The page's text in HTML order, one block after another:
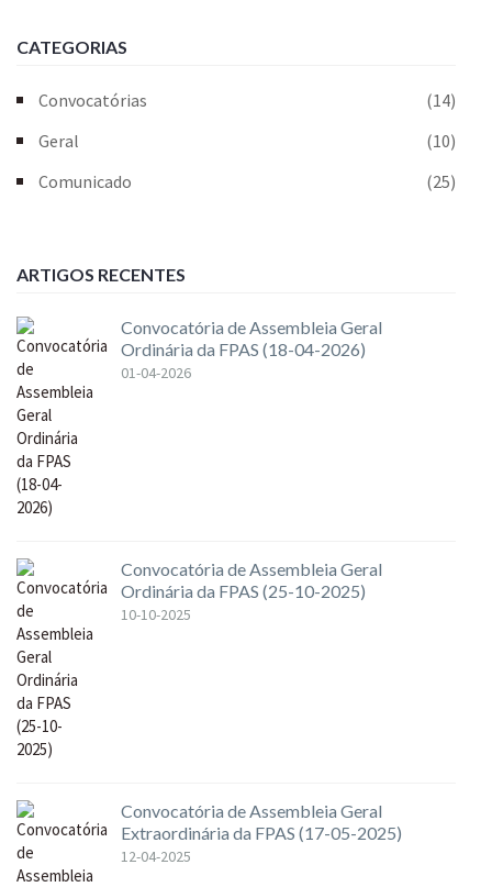
CATEGORIAS
Convocatórias
(14)
Geral
(10)
Comunicado
(25)
ARTIGOS RECENTES
Convocatória de Assembleia Geral
Ordinária da FPAS (18-04-2026)
01-04-2026
Convocatória de Assembleia Geral
Ordinária da FPAS (25-10-2025)
10-10-2025
Convocatória de Assembleia Geral
Extraordinária da FPAS (17-05-2025)
12-04-2025